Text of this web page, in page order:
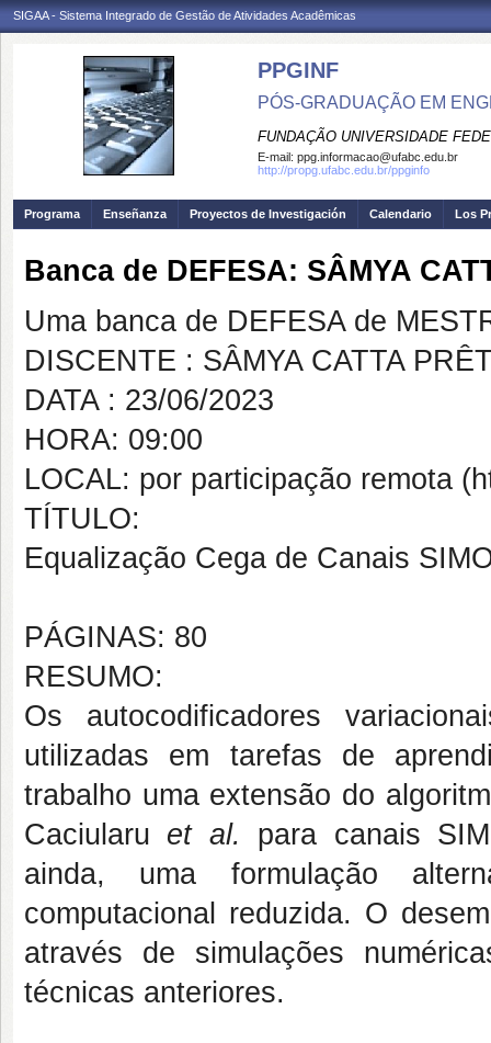
SIGAA - Sistema Integrado de Gestão de Atividades Acadêmicas
PPGINF
PÓS-GRADUAÇÃO EM
FUNDAÇÃO UNIVERSIDADE
E-mail: ppg.informacao@ufabc.edu.br
http://propg.ufabc.edu.br/ppginfo
Programa Enseñanza Proyectos de Investigación Calendario Los
Banca de DEFESA: SÂMYA
Uma banca de DEFESA de
DISCENTE : SÂMYA CATTA
DATA : 23/06/2023
HORA: 09:00
LOCAL: por participação remota
TÍTULO:
Equalização Cega de Canais
PÁGINAS: 80
RESUMO:
Os autocodificadores
utilizadas em tarefas de
trabalho uma extensão do
Caciularu et al.
para canais
ainda, uma formulação
computacional reduzida. O
através de simulações
técnicas anteriores.